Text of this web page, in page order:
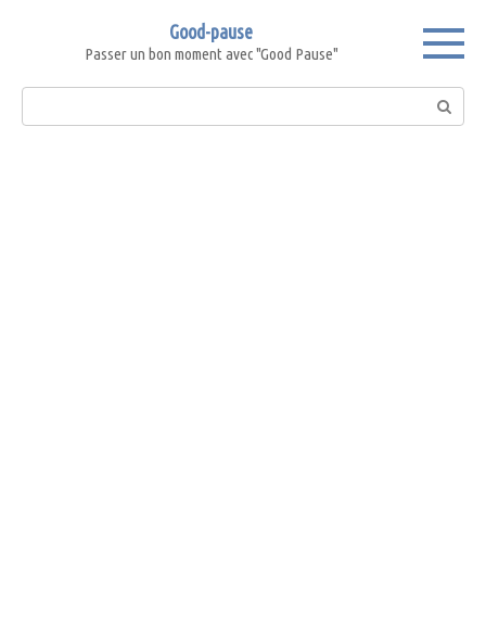
Good-pause
Passer un bon moment avec "Good Pause"
Search: